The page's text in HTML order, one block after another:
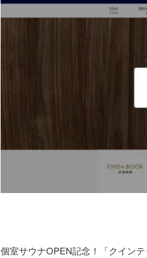
個室サウナOPEN記念！「クイン